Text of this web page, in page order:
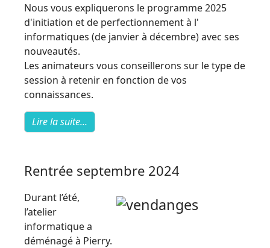
Nous vous expliquerons le programme 2025
d'initiation et de perfectionnement à l'
informatiques (de janvier à décembre) avec ses
nouveautés.
Les animateurs vous conseillerons sur le type de
session à retenir en fonction de vos
connaissances.
Lire la suite...
Rentrée septembre 2024
Durant l’été,
l’atelier
informatique a
déménagé à Pierry.